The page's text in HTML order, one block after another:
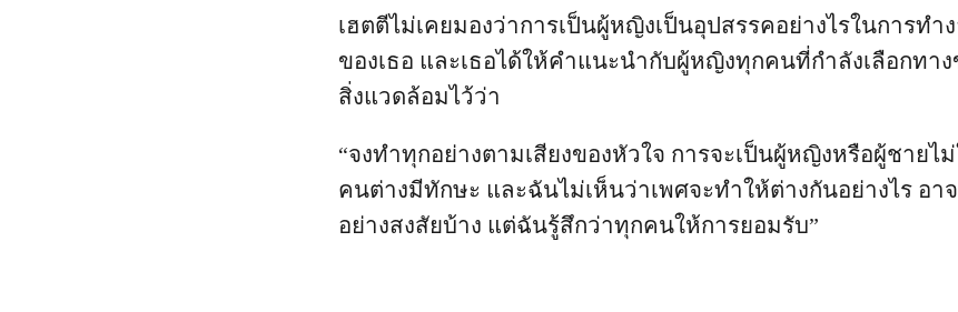
เฮตตีไม่เคยมองว่าการเป็นผู้หญิงเป็นอุปสรรคอย่างไรในการทำ
ของเธอ และเธอได้ให้คำแนะนำกับผู้หญิงทุกคนที่กำลังเลือกทา
สิ่งแวดล้อมไว้ว่า
“จงทำทุกอย่างตามเสียงของหัวใจ การจะเป็นผู้หญิงหรือผู้ชายไ
คนต่างมีทักษะ และฉันไม่เห็นว่าเพศจะทำให้ต่างกันอย่างไร อา
อย่างสงสัยบ้าง แต่ฉันรู้สึกว่าทุกคนให้การยอมรับ”